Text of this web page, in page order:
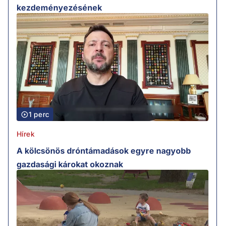
kezdeményezésének
1 perc
Hírek
A kölcsönös dróntámadások egyre nagyobb
gazdasági károkat okoznak